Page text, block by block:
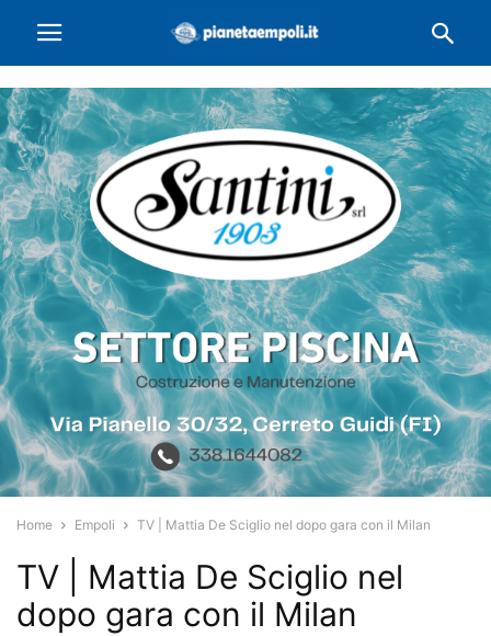
Home Empoli TV | Mattia De Sciglio nel dopo gara con il Milan
TV | Mattia De Sciglio nel
dopo gara con il Milan